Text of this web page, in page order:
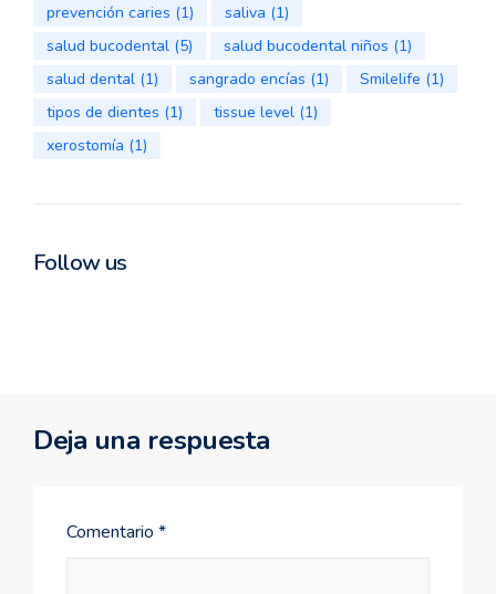
prevención caries (1) saliva (1)
salud bucodental (5) salud bucodental niños (1)
salud dental (1) sangrado encías (1) Smilelife (1)
tipos de dientes (1) tissue level (1)
xerostomía (1)
Follow us
Deja una respuesta
Comentario *